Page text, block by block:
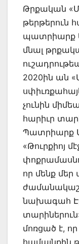
Թրքական
թերթերուն
պատրիարք
մնալ
2020ին ան
չունին
հարիւր
Պատրիարք
«Թուրքիոյ
որ մենք
նախագահ
մոռցած է,